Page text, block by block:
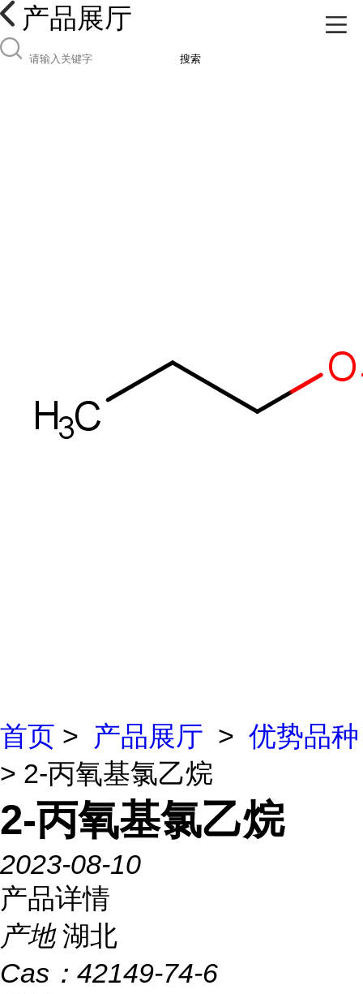
产品展厅
搜索
首页 > 产品展厅 > 优势品种
> 2-丙氧基氯乙烷
2-丙氧基氯乙烷
2023-08-10
产品详情
产地 湖北
Cas： 42149-74-6